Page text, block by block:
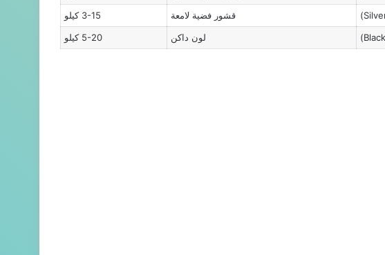
قشور فضية لامعة
3-15 كيلو
لون داكن 5-20 كيلو